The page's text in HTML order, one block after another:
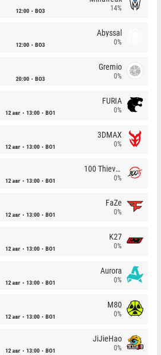
12:00 BO3 14%
12:00 BO3
Abyssal
0%
20:00 BO3
Gremio
0%
12 авг 13:00 BO1
FURIA
0%
12 авг 13:00 BO1
3DMAX
0%
12 авг 13:00 BO1
100 Thieves
0%
12 авг 13:00 BO1
FaZe
0%
12 авг 13:00 BO1
K27
0%
12 авг 13:00 BO1
Aurora
0%
12 авг 13:00 BO1
M80
0%
12 авг 13:00 BO1
JiJieHao
0%